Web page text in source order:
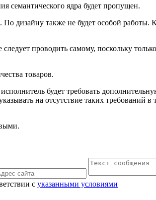
семантического ядра будет пропущен.
дизайну также не будет особой
проводить самому, поскольку
товаров.
будет требовать
на отсутствие таких требований
с указанными условиями